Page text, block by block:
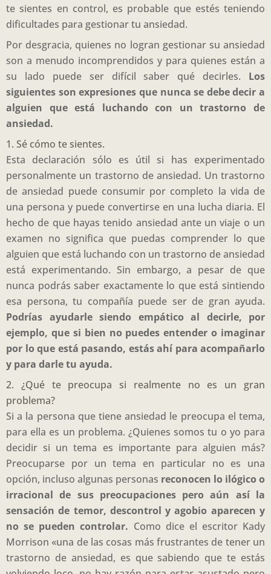
te sientes en control, es probable que estés teniendo
dificultades para gestionar tu ansiedad.
Por desgracia, quienes no logran gestionar su ansiedad
son a menudo incomprendidos y para quienes están a
su lado puede ser difícil saber qué decirles. Los
siguientes son expresiones que nunca se debe decir a
alguien que está luchando con un trastorno de
ansiedad.
1. Sé cómo te sientes.
Esta declaración sólo es útil si has experimentado
personalmente un trastorno de ansiedad. Un trastorno
de ansiedad puede consumir por completo la vida de
una persona y puede convertirse en una lucha diaria. El
hecho de que hayas tenido ansiedad ante un viaje o un
examen no significa que puedas comprender lo que
alguien que está luchando con un trastorno de ansiedad
está experimentando. Sin embargo, a pesar de que
nunca podrás saber exactamente lo que está sintiendo
esa persona, tu compañía puede ser de gran ayuda.
Podrías ayudarle siendo empático al decirle, por
ejemplo, que si bien no puedes entender o imaginar
por lo que está pasando, estás ahí para acompañarlo
y para darle tu ayuda.
2. ¿Qué te preocupa si realmente no es un gran
problema?
Si a la persona que tiene ansiedad le preocupa el tema,
para ella es un problema. ¿Quienes somos tu o yo para
decidir si un tema es importante para alguien más?
Preocuparse por un tema en particular no es una
opción, incluso algunas personas reconocen lo ilógico o
irracional de sus preocupaciones pero aún así la
sensación de temor, descontrol y agobio aparecen y
no se pueden controlar. Como dice el escritor Kady
Morrison «una de las cosas más frustrantes de tener un
trastorno de ansiedad, es que sabiendo que te estás